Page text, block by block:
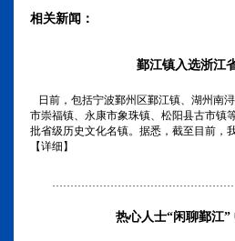
相关新闻：
鄞江镇入选浙江
日前，包括宁波鄞州区鄞江镇、湖州南
市崇福镇、永康市象珠镇、松阳县古市镇
批省级历史文化名镇。据悉，截至目前，
【详细】
热心人士“闲聊鄞江